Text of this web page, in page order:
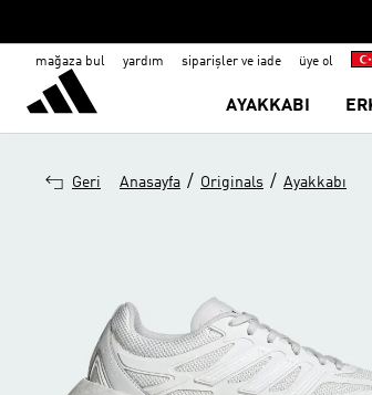
mağaza bul yardım siparişler ve iade üye ol
AYAKKABI
Geri Anasayfa / Originals / Ayakkabı